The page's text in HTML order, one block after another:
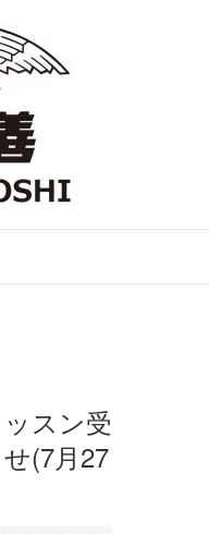
三善
スン受
(7月27